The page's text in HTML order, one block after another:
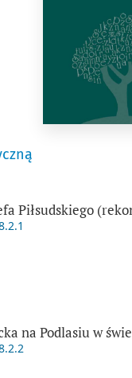
Piłsudskiego
na Podlasiu w